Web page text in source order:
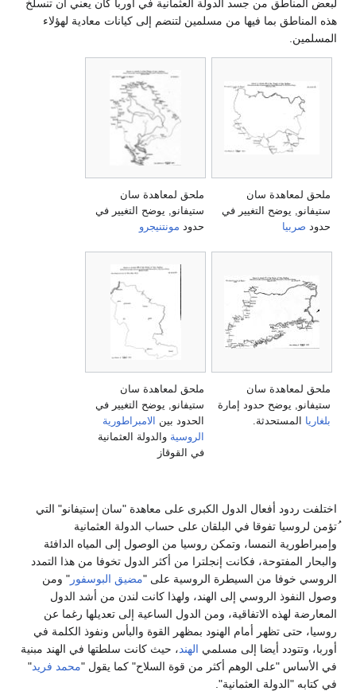
لبعض المناطق من جسد الدولة العثمانية في أوربا كان يعني أن تنسلخ
هذه المناطق بما فيها من مسلمين لتنضم إلى كيانات معادية لهؤلاء
المسلمين.
ملحق لمعاهدة سان
ستيفانو, يوضح التغيير في
حدود صربيا
ملحق لمعاهدة سان
ستيفانو, يوضح التغيير في
حدود مونتنيجرو
ملحق لمعاهدة سان
ستيفانو, يوضح حدود إمارة
بلغاريا المستحدثة.
ملحق لمعاهدة سان
ستيفانو, يوضح التغيير في
الحدود بين الامبراطورية
الروسية والدولة العثمانية
في القوقاز
اختلفت ردود أفعال الدول الكبرى على معاهدة "سان إستيفانو" التي
ُتؤمن لروسيا تفوقا في البلقان على حساب الدولة العثمانية
وإمبراطورية النمسا، وتمكن روسيا من الوصول إلى المياه الدافئة
والبحار المفتوحة، فكانت إنجلترا من أكثر الدول تخوفا من هذا التمدد
الروسي خوفا من السيطرة الروسية على "مضيق البوسفور " ومن
وصول النفوذ الروسي إلى الهند، ولهذا كانت لندن من أشد الدول
المعارضة لهذه الاتفاقية، ومن الدول الساعية إلى تعديلها رغما عن
روسيا، حتى تظهر أمام الهنود بمظهر القوة والبأس ونفوذ الكلمة في
أوربا، وتتودد أيضا إلى مسلمي الهند، حيث كانت سلطتها في الهند مبنية
في الأساس "على الوهم أكثر من قوة السلاح" كما يقول "محمد فريد"
في كتابه "الدولة العثمانية".